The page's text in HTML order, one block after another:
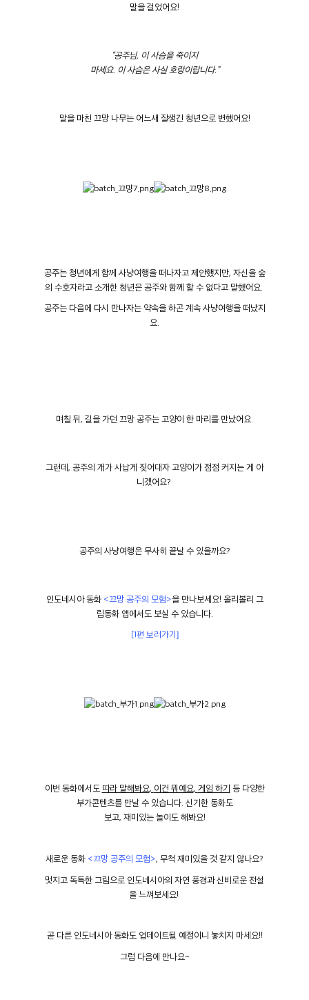
말을 걸었어요!
“공주님, 이 사슴을 죽이지
마세요. 이 사슴은 사실 호랑이랍니다.”
말을 마친 끄망 나무는 어느새 잘생긴 청년으로 변했어요!
공주는 청년에게 함께 사냥여행을 떠나자고 제안했지만, 자신을 숲
의 수호자라고 소개한 청년은 공주와 함께 할 수 없다고 말했어요
공주는 다음에 다시 만나자는 약속을 하곤 계속 사냥여행을 떠났지
요.
며칠 뒤, 길을 가던 끄망 공주는 고양이 한 마리를 만났어요
그런데, 공주의 개가 사납게 짖어대자 고양이가 점점 커지는 게 아
니겠어요?
공주의 사냥여행은 무사히 끝날 수 있을까요?
인도네시아 동화 <끄망 공주의 모험>을 만나보세요! 올리볼리 그
림동화 앱에서도 보실 수 있습니다.
[1편 보러가기]
이번 동화에서도 따라 말해봐요, 이건 뭐예요, 게임 하기 등 다양한
부가콘텐츠를 만날 수 있습니다. 신기한 동화도
보고, 재미있는 놀이도 해봐요!
새로운 동화 <끄망 공주의 모험>, 무척 재미있을 것 같지 않나요?
멋지고 독특한 그림으로 인도네시아의 자연 풍경과 신비로운 전설
을 느껴보세요!
곧 다른 인도네시아 동화도 업데이트될 예정이니 놓치지 마세요!!
그럼 다음에 만나요~